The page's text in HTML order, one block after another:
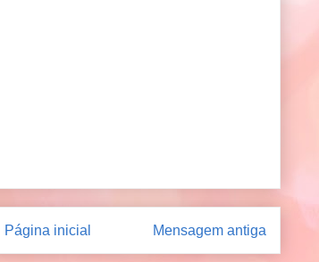
Mensagem antiga
Página inicial